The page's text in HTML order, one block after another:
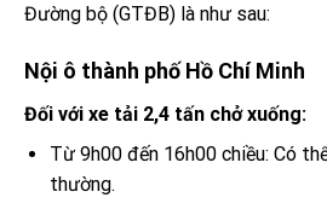
Đường bộ (GTĐB) là như sau:
Nội ô thành phố Hồ Chí Minh
Đối với xe tải 2,4 tấn chở xuống:
Từ 9h00 đến 16h00 chiều: Có
thường.